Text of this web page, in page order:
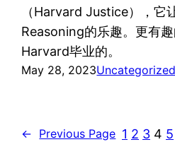
（Harvard Justice），它
Reasoning的乐趣。更有
Harvard毕业的。
May 28, 2023Uncategorized
← Previous Page 1 2 3 4 5